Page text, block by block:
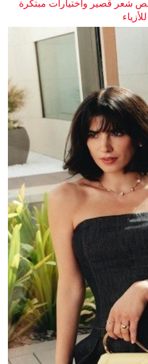
شعر قصير واختيارات مبتكرة
للأزياء